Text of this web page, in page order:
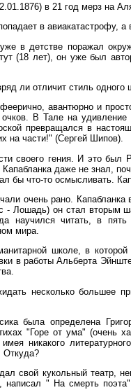
в 21 год мерз на
в авиакатастрофу, а
в детстве поражал
(18 лет), он уже был
ли отличит стиль одного
авантюрно и
В Тале на
превращался в
на части!" (Сергей Шипов).
своего гения. И это был
даже не знал,
бы что-то осмысливать.
очень рано.
Лошадь) он стал вторым
научился читать, в
мира.
школе, в
в работы Альберта
несколько большее
была определена
"Горе от ума" (очень
никакого
Откуда?
свой кукольный театр,
написал " На смерть